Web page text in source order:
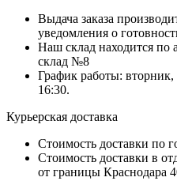
Выдача заказа
уведомления о
Наш склад находится по
склад №8
График работы: вторник,
16:30.
Курьерская доставка
Стоимость доставки по
Стоимость доставки в
от границы Краснодара